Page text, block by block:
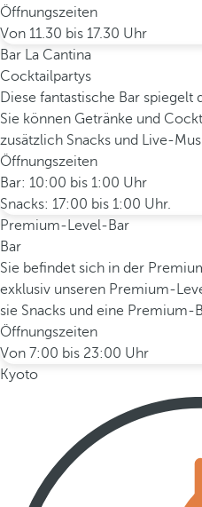
Öffnungszeiten
Von 11.30 bis 17.30 Uhr
Bar La Cantina
Cocktailpartys
Diese fantastische Bar spiegelt
Sie können Getränke und
zusätzlich Snacks und Live-
Öffnungszeiten
Bar: 10:00 bis 1:00 Uhr
Snacks: 17:00 bis 1:00 Uhr.
Premium-Level-Bar
Bar
Sie befindet sich in der
exklusiv unseren Premium-
sie Snacks und eine Premium-
Öffnungszeiten
Von 7:00 bis 23:00 Uhr
Kyoto